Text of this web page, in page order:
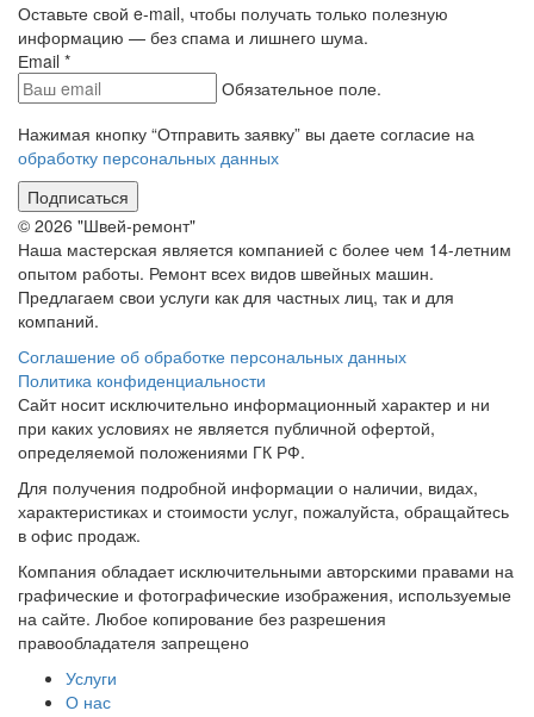
Оставьте свой e-mail, чтобы получать только полезную
информацию — без спама и лишнего шума.
Еmail *
Обязательное поле.
Нажимая кнопку “Отправить заявку” вы даете согласие на
обработку персональных данных
Подписаться
© 2026 "Швей-ремонт"
Наша мастерская является компанией с более чем 14-летним
опытом работы. Ремонт всех видов швейных машин.
Предлагаем свои услуги как для частных лиц, так и для
компаний.
Соглашение об обработке персональных данных
Политика конфиденциальности
Сайт носит исключительно информационный характер и ни
при каких условиях не является публичной офертой,
определяемой положениями ГК РФ.
Для получения подробной информации о наличии, видах,
характеристиках и стоимости услуг, пожалуйста, обращайтесь
в офис продаж.
Компания обладает исключительными авторскими правами на
графические и фотографические изображения, используемые
на сайте. Любое копирование без разрешения
правообладателя запрещено
Услуги
О нас